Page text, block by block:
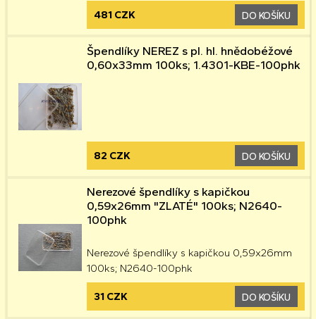
481 CZK DO KOŠÍKU
Špendlíky NEREZ s pl. hl. hnědobéžové
0,60x33mm 100ks; 1.4301-KBE-100phk
82 CZK DO KOŠÍKU
Nerezové špendlíky s kapičkou
0,59x26mm "ZLATÉ" 100ks; N2640-
100phk
Nerezové špendlíky s kapičkou 0,59x26mm
100ks; N2640-100phk
31 CZK DO KOŠÍKU